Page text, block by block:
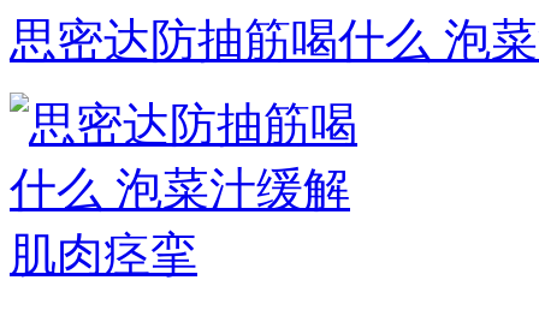
思密达防抽筋喝什么 泡